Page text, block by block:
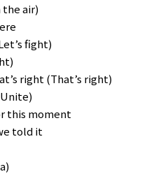
the air)
fight)
right (That’s right)
this moment
told it